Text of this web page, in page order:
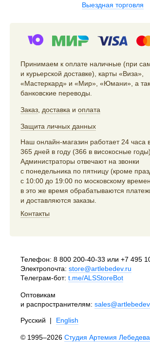
Выездная торговля
Принимаем к оплате наличные (при
и курьерской доставке), карты «Виза»,
«Мастеркард» и «Мир», «Юмани», а
банковские переводы.
Заказ доставка и оплата
Защита личных данных
Наш онлайн-магазин работает 24 часа в
365 дней в году (366 в високосные годы).
Администраторы отвечают на звонки
с понедельника по пятницу (кроме
с 10:00 до 19:00 по московскому
в это же время обрабатываются
и доставляются заказы.
Контакты
Телефон: 8 800 200-40-33 или +7 495
Электропочта: store@artlebedev.ru
Телеграм-бот: t.me/ALSStoreBot
Оптовикам
и распространителям:
Русский | English
© 1995–2026 Студия Артемия Лебедева